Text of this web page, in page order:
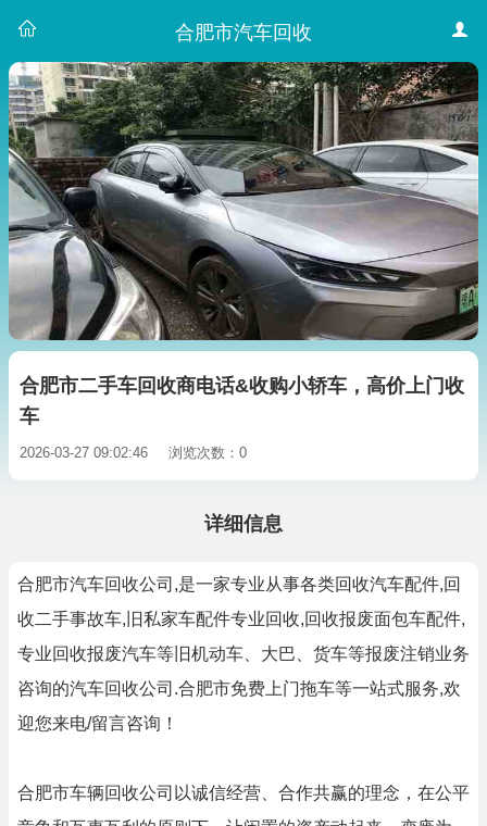
合肥市汽车回收
合肥市二手车回收商电话&收购小轿车，高价上门收
车
2026-03-27 09:02:46 浏览次数：0
详细信息
合肥市汽车回收公司,是一家专业从事各类回收汽车配件,回
收二手事故车,旧私家车配件专业回收,回收报废面包车配件,
专业回收报废汽车等旧机动车、大巴、货车等报废注销业务
咨询的汽车回收公司.合肥市免费上门拖车等一站式服务,欢
迎您来电/留言咨询！
合肥市车辆回收公司以诚信经营、合作共赢的理念，在公平